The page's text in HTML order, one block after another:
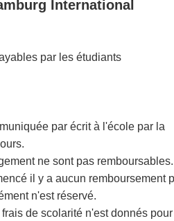
International
par les étudiants
par écrit à l'école par la
ne sont pas remboursables.
il y a aucun remboursement
n'est réservé.
de scolarité n'est donnés